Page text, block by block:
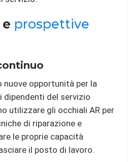
prospettive
nuove opportunità per la
del servizio
utilizzare gli occhiali AR per
di riparazione e
le proprie capacità
il posto di lavoro.